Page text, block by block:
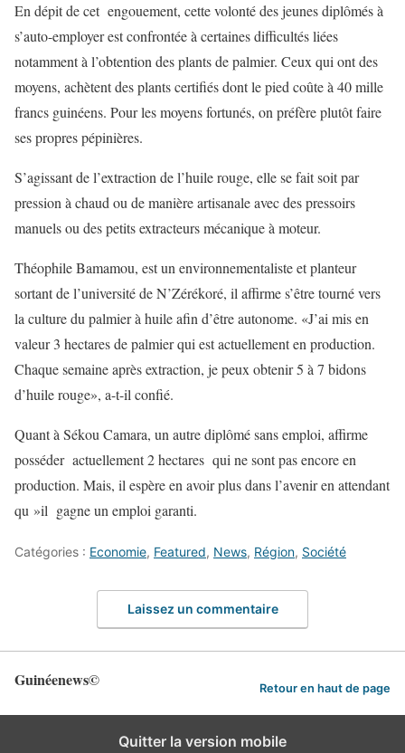
En dépit de cet engouement, cette volonté des jeunes diplômés à
s’auto-employer est confrontée à certaines difficultés liées
notamment à l’obtention des plants de palmier. Ceux qui ont des
moyens, achètent des plants certifiés dont le pied coûte à 40 mille
francs guinéens. Pour les moyens fortunés, on préfère plutôt faire
ses propres pépinières.
S’agissant de l’extraction de l’huile rouge, elle se fait soit par
pression à chaud ou de manière artisanale avec des pressoirs
manuels ou des petits extracteurs mécanique à moteur.
Théophile Bamamou, est un environnementaliste et planteur
sortant de l’université de N’Zérékoré, il affirme s’être tourné vers
la culture du palmier à huile afin d’être autonome. «J’ai mis en
valeur 3 hectares de palmier qui est actuellement en production.
Chaque semaine après extraction, je peux obtenir 5 à 7 bidons
d’huile rouge», a-t-il confié.
Quant à Sékou Camara, un autre diplômé sans emploi, affirme
posséder actuellement 2 hectares qui ne sont pas encore en
production. Mais, il espère en avoir plus dans l’avenir en attendant
qu »il gagne un emploi garanti.
Catégories : Economie, Featured, News, Région, Société
Laissez un commentaire
Guinéenews© Retour en haut de page
Quitter la version mobile